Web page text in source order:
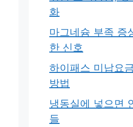
화
마그네슘 부족 증
한 신호
하이패스 미납요
방법
냉동실에 넣으면
들